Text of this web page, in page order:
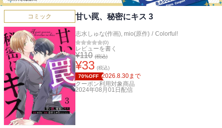
コミック 甘い罠、秘密にキス 3
志水しゅな(作画), mio(原作) / Colorful!
(0)
レビューを書く
¥110 (税込)
¥33 (税込)
70%OFF 2026.8.30まで
クーポン利用対象商品
2024年08月01日 配信